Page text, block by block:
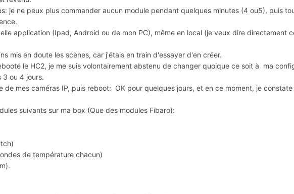
je ne peux plus commander aucun module pendant quelques minutes (4 ou5), puis
application (Ipad, Android ou de mon PC), même en local (je veux dire directement
mis en doute les scènes, car j'étais en train d'essayer d'en créer.
le HC2, je me suis volontairement abstenu de changer quoique ce soit à ma
3 ou 4 jours.
de mes caméras IP, puis reboot: OK pour quelques jours, et en ce moment, je
suivants sur ma box (Que des modules Fibaro):
de température chacun)